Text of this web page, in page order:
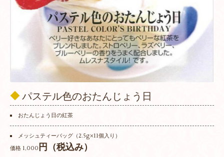
◆パステル色のおたんじょう日
おたんじょう日の紅茶
メッシュティーバッグ（2.5g×11個入り）
価格 1,000 円（税込み）